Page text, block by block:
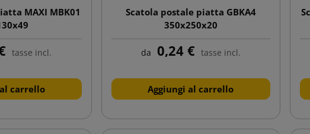
MAXI MBK01
tasse incl.
carrello
Scatola postale piatta GBKA4
350x250x20
da 0,24 € tasse incl.
Aggiungi al carrello